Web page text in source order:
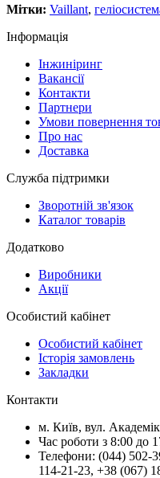
Мітки: Vaillant,
Інформація
Інжиніринг
Вакансії
Контакти
Партнери
Умови повернення
Про нас
Доставка
Служба підтримки
Зворотній зв'язок
Каталог товарів
Додатково
Виробники
Акції
Особистий кабінет
Особистий кабінет
Історія замовлень
Закладки
Контакти
м. Київ, вул.
Час роботи з 8:00
Телефони: (044) 502-
114-21-23, +38 (067)